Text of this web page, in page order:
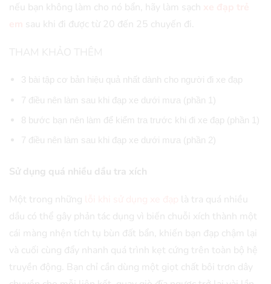
nếu bạn không làm cho nó bẩn, hãy làm sạch
sau khi đi được từ 20 đến 25 chuyến đi.
3 bài tập cơ bản hiệu quả nhất dành cho người đi xe đạp
7 điều nên làm sau khi đạp xe dưới mưa (phần 1)
8 bước bạn nên làm để kiểm tra trước khi đi xe đạp (phần 1)
7 điều nên làm sau khi đạp xe dưới mưa (phần 2)
Sử dụng quá nhiều dầu tra xích
Một trong những
là tra quá nhiều
dầu có thể gây phản tác dụng vì biến chuỗi xích thành một
cái màng nhện tích tụ bùn đất bẩn, khiến bạn đạp chậm lại
và cuối cùng đẩy nhanh quá trình kẹt cứng trên toàn bộ hệ
truyền động. Bạn chỉ cần dùng một giọt chất bôi trơn dây